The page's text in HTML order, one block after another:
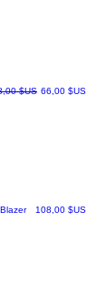
original
$US Prix
66,00 $US
Prix
108,00 $US